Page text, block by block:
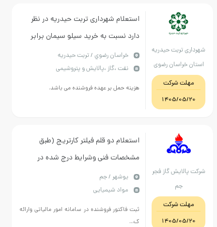
تربت حیدریه
خراسان رضوی
مهلت شرکت
1405/05/20
استعلام شهرداری تربت حیدریه در نظر
دارد نسبت به خرید سیلو سیمان برابر
مدارک پیوستی اقدام نماید
خراسان رضوي / تربت حیدریه
نفت ،گاز ،پالایش و پتروشیمی
هزینه حمل بر عهده فروشنده می باشد.
پالایش گاز فجر
مهلت شرکت
1405/05/20
استعلام دو قلم فیلتر کارتریج (طبق
مشخصات فنی وشرایط درج شده در
استعلام پیوست .)
بوشهر / جم
مواد شیمیایی
ثبت فاکتور فروشنده در سامانه امور مالیاتی وارائه
ک...